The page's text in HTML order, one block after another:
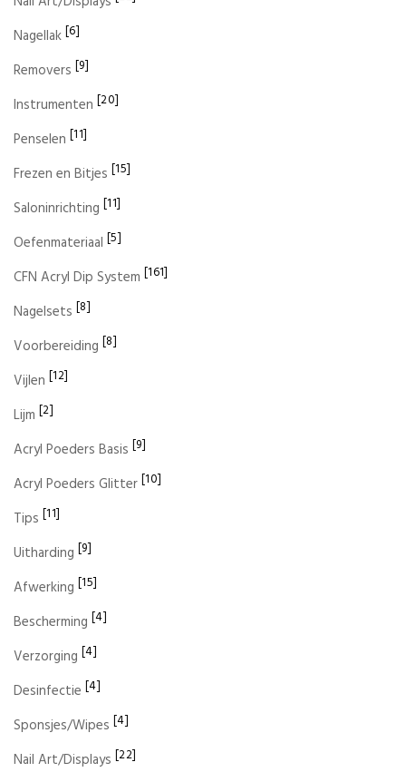
Nagellak[6]
Removers [9]
Instrumenten [20]
Penselen [11]
Frezen en Bitjes [15]
Saloninrichting [11]
Oefenmateriaal [5]
CFN Acryl Dip System [161]
Nagelsets [8]
Voorbereiding [8]
Vijlen [12]
Lijm [2]
Acryl Poeders Basis [9]
Acryl Poeders Glitter[10]
Tips [11]
Uitharding [9]
Afwerking [15]
Bescherming [4]
Verzorging [4]
Desinfectie [4]
Sponsjes/Wipes [4]
Nail Art/Displays [22]